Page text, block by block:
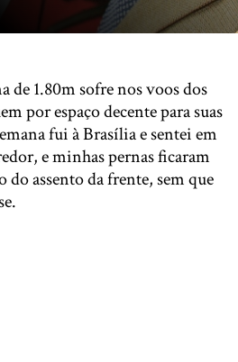
de 1.80m sofre nos voos dos
por espaço decente para suas
fui à Brasília e sentei em
e minhas pernas ficaram
do assento da frente, sem que